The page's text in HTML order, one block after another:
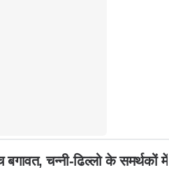
चन्नी-ढिल्लो के समर्थकों में